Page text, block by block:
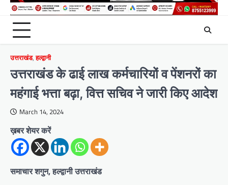
उत्तराखंड,हल्द्वानी
उत्तराखंड के ढाई लाख कर्मचारियों व‌ पेंशनरों का
महंगाई भत्ता बढ़ा, वित्त सचिव ने जारी किए आदेश
March 14, 2024
ख़बर शेयर करें
समाचार शगुन, हल्द्वानी उत्तराखंड